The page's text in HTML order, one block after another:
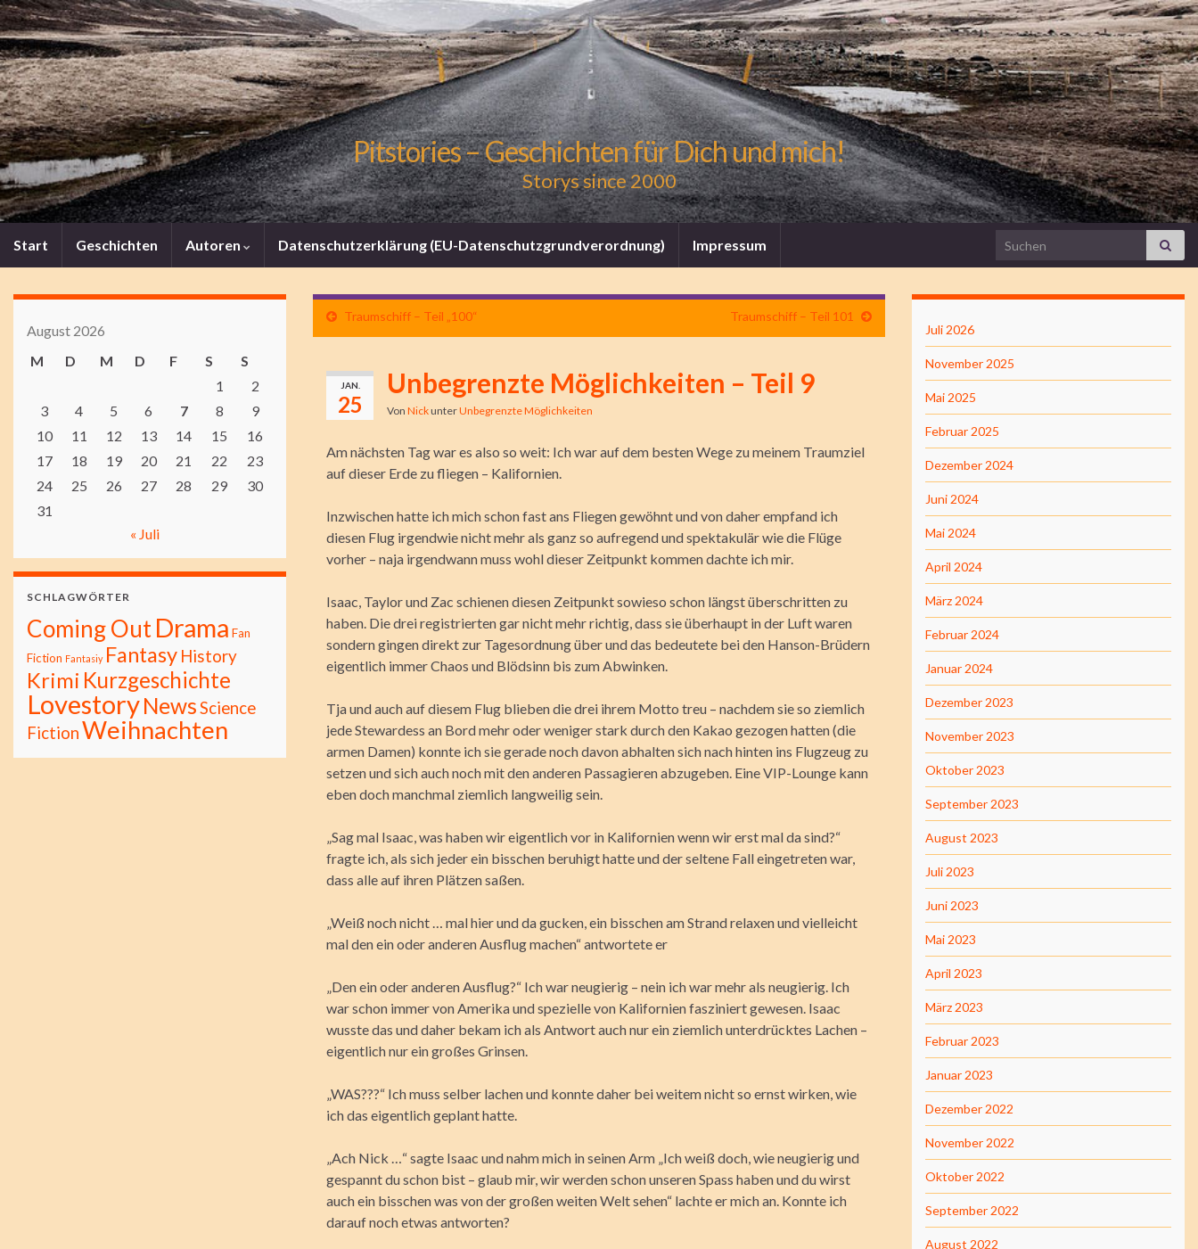
Pitstories – Geschichten für Dich und mich!
Storys since 2000
Start Geschichten Autoren Datenschutzerklärung (EU-Datenschutzgrundverordnung) Impressum Search for:
Traumschiff – Teil „100“ Traumschiff – Teil 101
JAN.
25
Unbegrenzte Möglichkeiten – Teil 9
Von NickunterUnbegrenzte Möglichkeiten
Am nächsten Tag war es also so weit: Ich war auf dem besten Wege zu meinem Traumziel
auf dieser Erde zu fliegen – Kalifornien.
Inzwischen hatte ich mich schon fast ans Fliegen gewöhnt und von daher empfand ich
diesen Flug irgendwie nicht mehr als ganz so aufregend und spektakulär wie die Flüge
vorher – naja irgendwann muss wohl dieser Zeitpunkt kommen dachte ich mir.
Isaac, Taylor und Zac schienen diesen Zeitpunkt sowieso schon längst überschritten zu
haben. Die drei registrierten gar nicht mehr richtig, dass sie überhaupt in der Luft waren
sondern gingen direkt zur Tagesordnung über und das bedeutete bei den Hanson-Brüdern
eigentlich immer Chaos und Blödsinn bis zum Abwinken.
Tja und auch auf diesem Flug blieben die drei ihrem Motto treu – nachdem sie so ziemlich
jede Stewardess an Bord mehr oder weniger stark durch den Kakao gezogen hatten (die
armen Damen) konnte ich sie gerade noch davon abhalten sich nach hinten ins Flugzeug zu
setzen und sich auch noch mit den anderen Passagieren abzugeben. Eine VIP-Lounge kann
eben doch manchmal ziemlich langweilig sein.
„Sag mal Isaac, was haben wir eigentlich vor in Kalifornien wenn wir erst mal da sind?“
fragte ich, als sich jeder ein bisschen beruhigt hatte und der seltene Fall eingetreten war,
dass alle auf ihren Plätzen saßen.
„Weiß noch nicht … mal hier und da gucken, ein bisschen am Strand relaxen und vielleicht
mal den ein oder anderen Ausflug machen“ antwortete er
„Den ein oder anderen Ausflug?“ Ich war neugierig – nein ich war mehr als neugierig. Ich
war schon immer von Amerika und spezielle von Kalifornien fasziniert gewesen. Isaac
wusste das und daher bekam ich als Antwort auch nur ein ziemlich unterdrücktes Lachen –
eigentlich nur ein großes Grinsen.
„WAS???“ Ich muss selber lachen und konnte daher bei weitem nicht so ernst wirken, wie
ich das eigentlich geplant hatte.
„Ach Nick …“ sagte Isaac und nahm mich in seinen Arm „Ich weiß doch, wie neugierig und
gespannt du schon bist – glaub mir, wir werden schon unseren Spass haben und du wirst
auch ein bisschen was von der großen weiten Welt sehen“ lachte er mich an. Konnte ich
darauf noch etwas antworten?
August 2026
M
D M D F S
S
1
2
3
4 5 6 7 8
9
10
11 12 13 14 15
16
17
18 19 20 21 22
23
24
25 26 27 28 29
30
31
« Juli
SCHLAGWÖRTER
Coming OutDrama Fan
Fiction Fantasiy Fantasy History
Krimi Kurzgeschichte
LovestoryNewsScience
FictionWeihnachten
Juli 2026
November 2025
Mai 2025
Februar 2025
Dezember 2024
Juni 2024
Mai 2024
April 2024
März 2024
Februar 2024
Januar 2024
Dezember 2023
November 2023
Oktober 2023
September 2023
August 2023
Juli 2023
Juni 2023
Mai 2023
April 2023
März 2023
Februar 2023
Januar 2023
Dezember 2022
November 2022
Oktober 2022
September 2022
August 2022